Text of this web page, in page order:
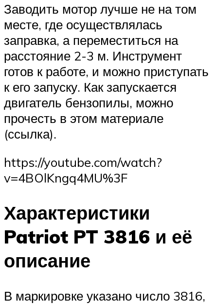
Заводить мотор лучше не на том
месте, где осуществлялась
заправка, а переместиться на
расстояние 2-3 м. Инструмент
готов к работе, и можно приступать
к его запуску. Как запускается
двигатель бензопилы, можно
прочесть в этом материале
(ссылка).
https://youtube.com/watch?
v=4BOlKngq4MU%3F
Характеристики
Patriot PT 3816 и её
описание
В маркировке указано число 3816,